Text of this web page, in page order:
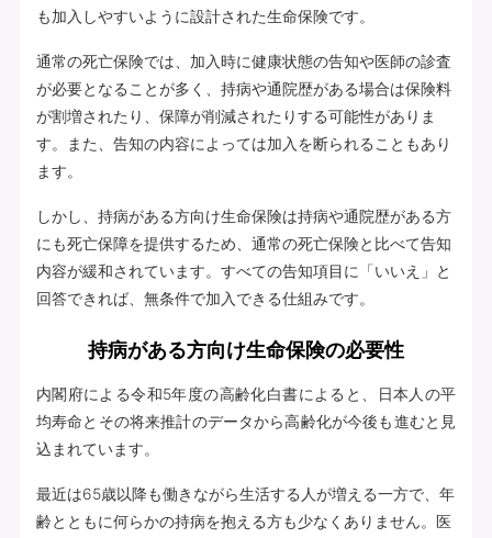
も加入しやすいように設計された生命保険です。
通常の死亡保険では、加入時に健康状態の告知や医師の診査
が必要となることが多く、持病や通院歴がある場合は保険料
が割増されたり、保障が削減されたりする可能性がありま
す。また、告知の内容によっては加入を断られることもあり
ます。
しかし、持病がある方向け生命保険は持病や通院歴がある方
にも死亡保障を提供するため、通常の死亡保険と比べて告知
内容が緩和されています。すべての告知項目に「いいえ」と
回答できれば、無条件で加入できる仕組みです。
持病がある方向け生命保険の必要性
内閣府による令和5年度の高齢化白書によると、日本人の平
均寿命とその将来推計のデータから高齢化が今後も進むと見
込まれています。
最近は65歳以降も働きながら生活する人が増える一方で、年
齢とともに何らかの持病を抱える方も少なくありません。医